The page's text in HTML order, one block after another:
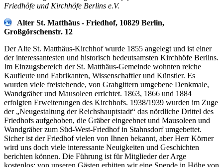
Friedhöfe und Kirchhöfe Berlins e.V.
Alter St. Matthäus - Friedhof, 10829 Berlin,
Großgörschenstr. 12
Der Alte St. Matthäus-Kirchhof wurde 1855 angelegt und ist einer
der interessantesten und historisch bedeutsamsten Kirchhöfe Berlins.
Im Einzugsbereich der St. Matthäus-Gemeinde wohnten reiche
Kaufleute und Fabrikanten, Wissenschaftler und Künstler. Es
wurden viele freistehende, von Grabgittern umgebene Denkmale,
Wandgräber und Mausoleen errichtet. 1863, 1866 und 1884
erfolgten Erweiterungen des Kirchhofs. 1938/1939 wurden im Zuge
der „Neugestaltung der Reichshauptstadt“ das nördliche Drittel des
Friedhofs aufgehoben, die Gräber eingeebnet und Mausoleen und
Wandgräber zum Süd-West-Friedhof in Stahnsdorf umgebettet.
Sicher ist der Friedhof vielen von Ihnen bekannt, aber Herr Körner
wird uns doch viele interessante Neuigkeiten und Geschichten
berichten können. Die Führung ist für Mitglieder der Arge
kostenlos; von unseren Gästen erbitten wir eine Spende in Höhe von